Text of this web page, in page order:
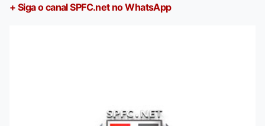
+ Siga o canal SPFC.net no WhatsApp